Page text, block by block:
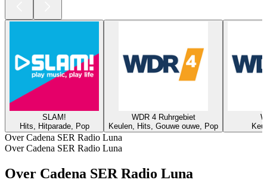
SLAM!
Hits, Hitparade, Pop
WDR 4 Ruhrgebiet
Keulen, Hits, Gouwe ouwe, Pop
Over Cadena SER Radio Luna
Over Cadena SER Radio Luna
Over Cadena SER Radio Luna